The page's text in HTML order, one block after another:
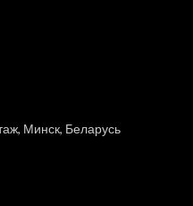
Минск, Беларусь